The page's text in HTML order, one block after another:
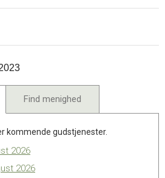
Find menighed
kommende gudstjenester.
2026
2026